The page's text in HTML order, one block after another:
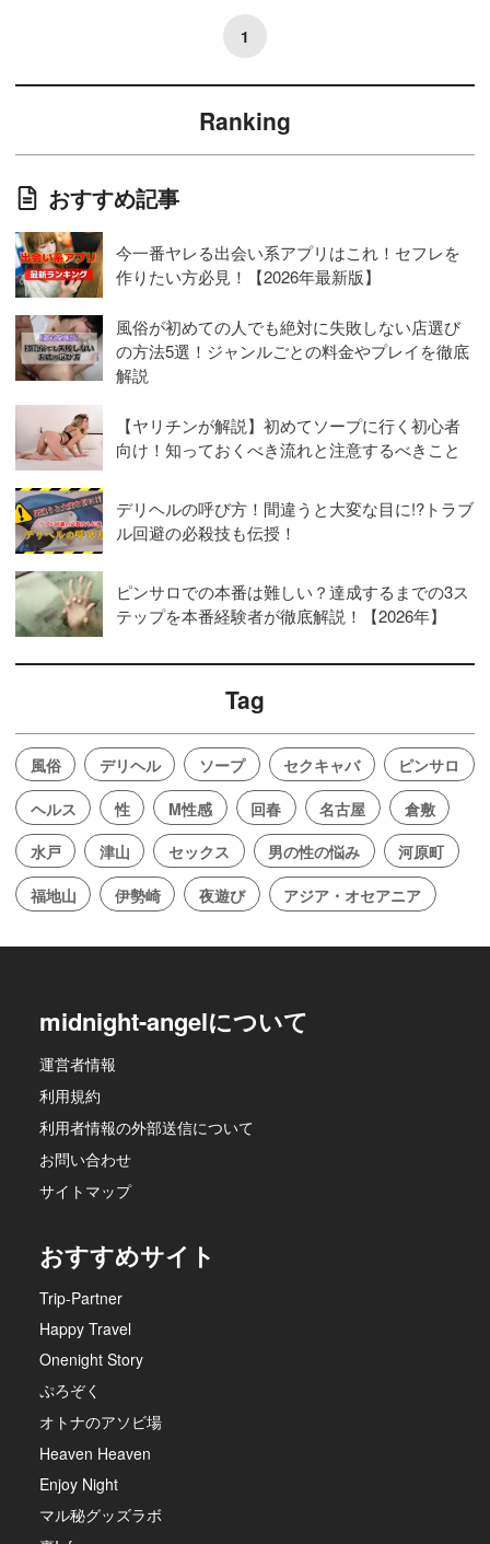
1
Ranking
おすすめ記事
今一番ヤレる出会い系アプリはこれ！セフレを
作りたい方必見！【2026年最新版】
風俗が初めての人でも絶対に失敗しない店選び
の方法5選！ジャンルごとの料金やプレイを徹底
解説
【ヤリチンが解説】初めてソープに行く初心者
向け！知っておくべき流れと注意するべきこと
デリヘルの呼び方！間違うと大変な目に!?トラブ
ル回避の必殺技も伝授！
ピンサロでの本番は難しい？達成するまでの3ス
テップを本番経験者が徹底解説！【2026年】
Tag
風俗 デリヘル ソープ セクキャバ
ピンサロ
ヘルス
性 M性感 回春 名古屋
倉敷
水戸
津山 セックス 男の性の悩み
河原町
福地山
伊勢崎 夜遊び アジア・オセアニア
midnight-angelについて
運営者情報
利用規約
利用者情報の外部送信について
お問い合わせ
サイトマップ
おすすめサイト
Trip-Partner
Happy Travel
Onenight Story
ぷろぞく
オトナのアソビ場
Heaven Heaven
Enjoy Night
マル秘グッズラボ